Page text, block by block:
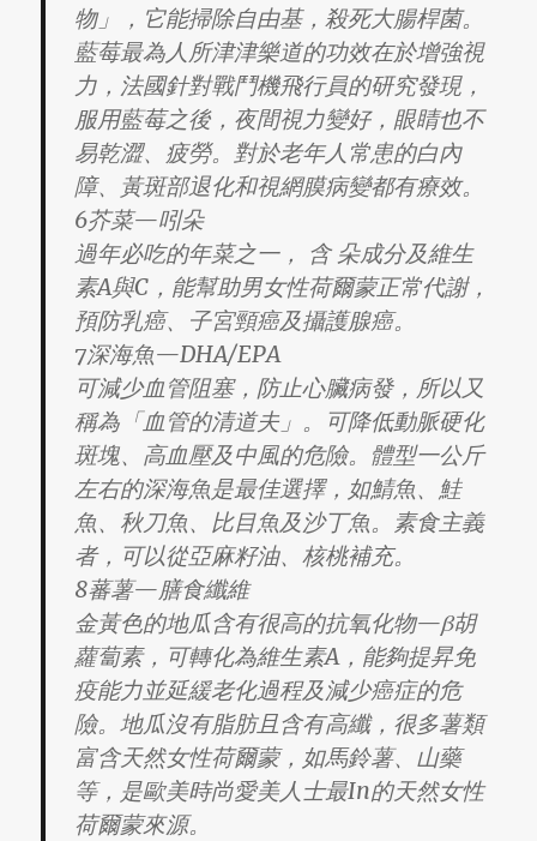
物」，它能掃除自由基，殺死大腸桿菌。
藍莓最為人所津津樂道的功效在於增強視
力，法國針對戰鬥機飛行員的研究發現，
服用藍莓之後，夜間視力變好，眼睛也不
易乾澀、疲勞。對於老年人常患的白內
障、黃斑部退化和視網膜病變都有療效。
6芥菜—吲朵
過年必吃的年菜之一， 含 朵成分及維生
素A與C，能幫助男女性荷爾蒙正常代謝，
預防乳癌、子宮頸癌及攝護腺癌。
7深海魚—DHA/EPA
可減少血管阻塞，防止心臟病發，所以又
稱為「血管的清道夫」。可降低動脈硬化
斑塊、高血壓及中風的危險。體型一公斤
左右的深海魚是最佳選擇，如鯖魚、鮭
魚、秋刀魚、比目魚及沙丁魚。素食主義
者，可以從亞麻籽油、核桃補充。
8蕃薯—膳食纖維
金黃色的地瓜含有很高的抗氧化物—β胡
蘿蔔素，可轉化為維生素A，能夠提昇免
疫能力並延緩老化過程及減少癌症的危
險。地瓜沒有脂肪且含有高纖，很多薯類
富含天然女性荷爾蒙，如馬鈴薯、山藥
等，是歐美時尚愛美人士最In的天然女性
荷爾蒙來源。